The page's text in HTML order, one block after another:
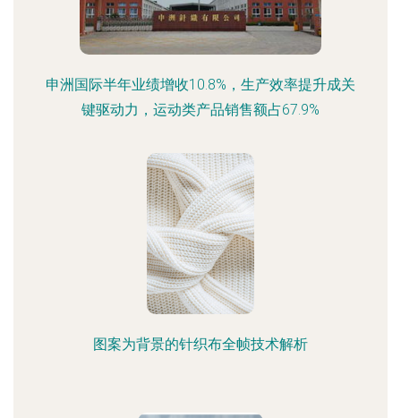
申洲国际半年业绩增收10.8%，生产效率提升成关
键驱动力，运动类产品销售额占67.9%
图案为背景的针织布全帧技术解析